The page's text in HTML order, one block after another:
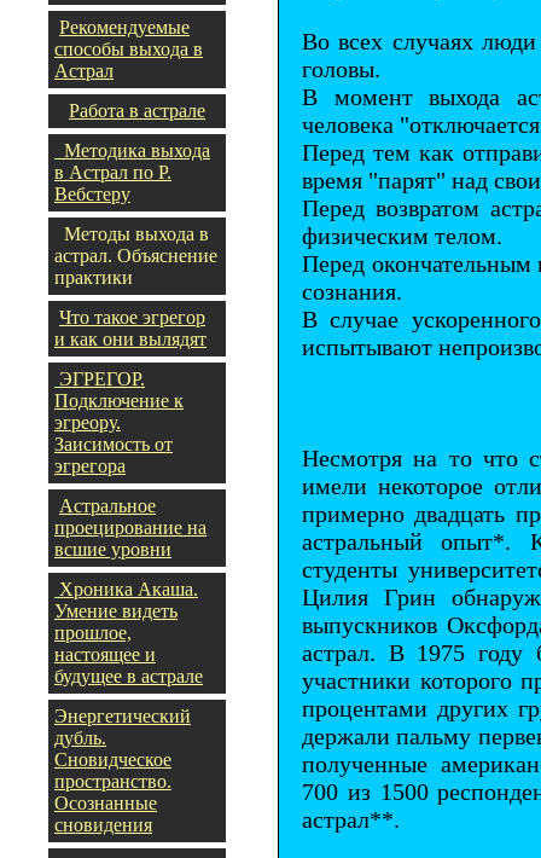
Рекомендуемые
способы выхода в
Астрал
Работа в астрале
Методика выхода
в Астрал по Р.
Вебстеру
Методы выхода в
астрал. Объяснение
практики
Что такое эгрегор
и как они вылядят
ЭГРЕГОР.
Подключение к
эгреору.
Заисимость от
эгрегора
Астральное
проецирование на
всшие уровни
Хроника Акаша.
Умение видеть
прошлое,
настоящее и
будущее в астрале
Энергетический
дубль.
Сновидческое
пространство.
Осознанные
сновидения
Во всех случаях
головы.
В момент выхода
человека
Перед тем как
время "парят" над
Перед возвратом
физическим телом.
Перед окончательным
сознания.
В случае
испытывают
Несмотря на то что
имели некоторое
примерно двадцать
астральный опыт*.
студенты
Цилия Грин
выпускников
астрал. В 1975 году
участники которого
процентами других
держали пальму
полученные
700 из 1500
астрал**.